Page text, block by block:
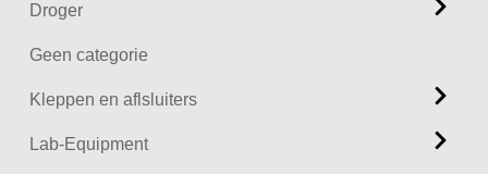
Droger
Geen categorie
Kleppen en aflsluiters
Lab-Equipment